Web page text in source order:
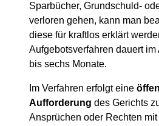
Sparbücher, Grundschuld-
verloren gehen, kann man
diese für kraftlos erklärt
Aufgebotsverfahren dauert
bis sechs Monate.
Im Verfahren erfolgt eine
Aufforderung des Gerichts
Ansprüchen oder Rechten